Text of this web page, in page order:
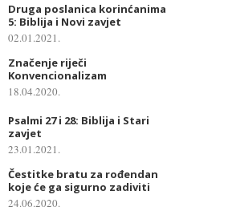
Druga poslanica korinćanima
5: Biblija i Novi zavjet
02.01.2021.
Značenje riječi
Konvencionalizam
18.04.2020.
Psalmi 27 i 28: Biblija i Stari
zavjet
23.01.2021.
Čestitke bratu za rođendan
koje će ga sigurno zadiviti
24.06.2020.